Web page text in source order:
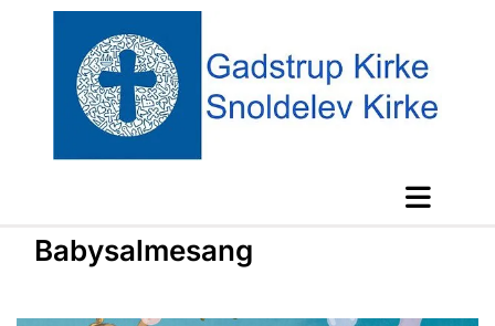
Babysalmesang